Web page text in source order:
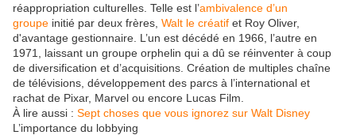
réappropriation culturelles. Telle est l’ambivalence d’un
groupe initié par deux frères, Walt le créatif et Roy Oliver,
d'avantage gestionnaire. L’un est décédé en 1966, l’autre en
1971, laissant un groupe orphelin qui a dû se réinventer à coup
de diversification et d’acquisitions. Création de multiples chaîne
de télévisions, développement des parcs à l’international et
rachat de Pixar, Marvel ou encore Lucas Film.
À lire aussi : Sept choses que vous ignorez sur Walt Disney
L’importance du lobbying